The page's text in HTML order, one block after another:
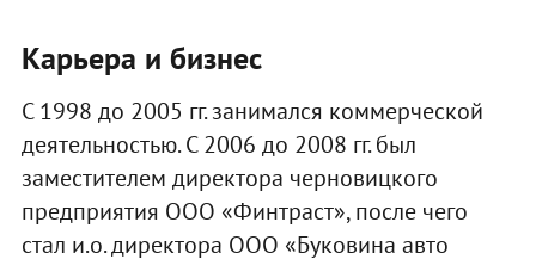
Карьера и бизнес
С 1998 до 2005 гг. занимался коммерческой
деятельностью. С 2006 до 2008 гг. был
заместителем директора черновицкого
предприятия ООО «Финтраст», после чего
стал и.о. директора ООО «Буковина авто